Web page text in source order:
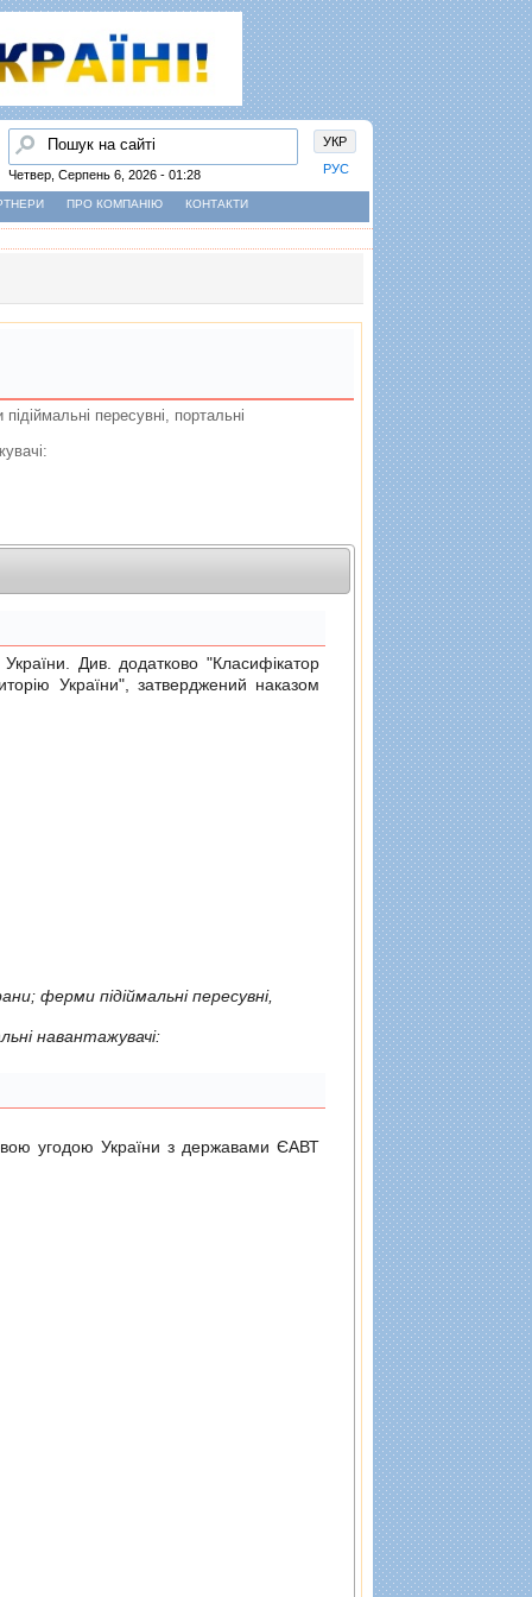
УКР
РУС
Пошук
Четвер, Серпень 6, 2026 - 01:28
ПРО КОМПАНІЮ КОНТАКТИ
пересувнi, портальнi
Див. додатково "Класифiкатор
України", затверджений наказом
ферми пiдiймальнi пересувнi,
портальнi, ферми пiдiймальнi пересувнi та портальнi навантажувачi:
угодою України з державами ЄАВТ